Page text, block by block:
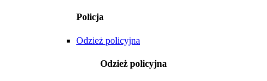
Policja
Odzież policyjna
Odzież policyjna